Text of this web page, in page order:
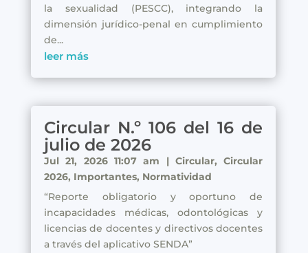
la sexualidad (PESCC), integrando la
dimensión jurídico-penal en cumplimiento
de...
leer más
Circular N.º 106 del 16 de
julio de 2026
Jul 21, 2026 11:07 am |Circular,Circular
2026, Importantes, Normatividad
“Reporte obligatorio y oportuno de
incapacidades médicas, odontológicas y
licencias de docentes y directivos docentes
a través del aplicativo SENDA”